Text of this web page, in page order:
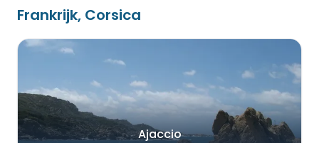
Frankrijk, Corsica
Ajaccio